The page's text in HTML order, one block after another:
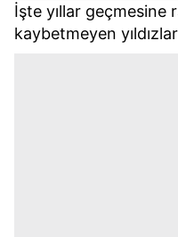
İşte yıllar geçmesine
kaybetmeyen